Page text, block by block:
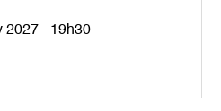
2027 - 19h30